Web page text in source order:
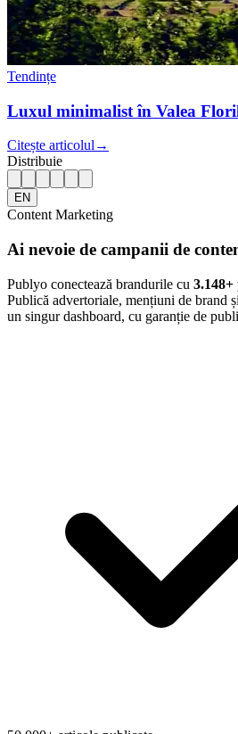
Tendințe
Luxul minimalist în Valea
Citește articolul →
Distribuie
EN
Content Marketing
Ai nevoie de campanii de
Publyo conectează brandurile cu 3.148+
Publică advertoriale, mențiuni de brand
un singur dashboard, cu garanție de